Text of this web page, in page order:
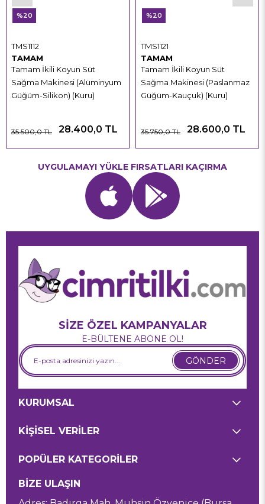
TAMAM
Tamam İkili Koyun Süt
Sağma Makinesi (Alüminyum
Güğüm-Silikon) (Kuru)
TMS1112
28.400,0 TL
35.500,0 TL
%20
TAMAM
Tamam İkili Koyun Süt
Sağma Makinesi (Paslanmaz
Güğüm-Kauçuk) (Kuru)
TMS1121
28.600,0 TL
35.750,0 TL
%20
UYGULAMAYI YÜKLE FIRSATLARI KAÇIRMA
SİZE ÖZEL KAMPANYALAR
E-BÜLTENE ABONE OL!
GÖNDER
KURUMSAL
KİŞİSEL VERİLER
POPÜLER KATEGORİLER
BİZE ULAŞIN